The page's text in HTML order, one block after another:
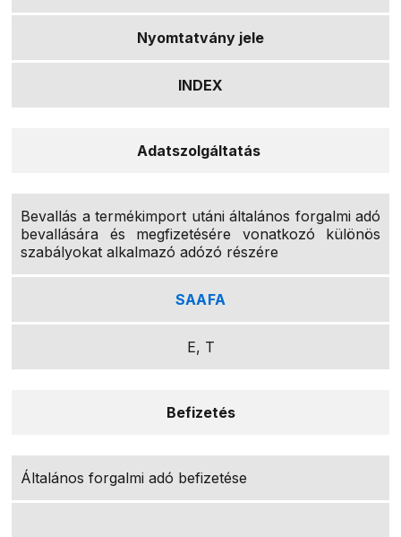
Nyomtatvány jele
INDEX
Adatszolgáltatás
Bevallás a termékimport utáni általános forgalmi adó
bevallására és megfizetésére vonatkozó különös
szabályokat alkalmazó adózó részére
SAAFA
E, T
Befizetés
Általános forgalmi adó befizetése